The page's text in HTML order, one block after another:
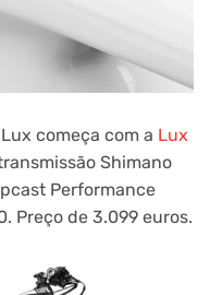
começa com a Lux
Shimano
Performance
Preço de 3.099 euros.